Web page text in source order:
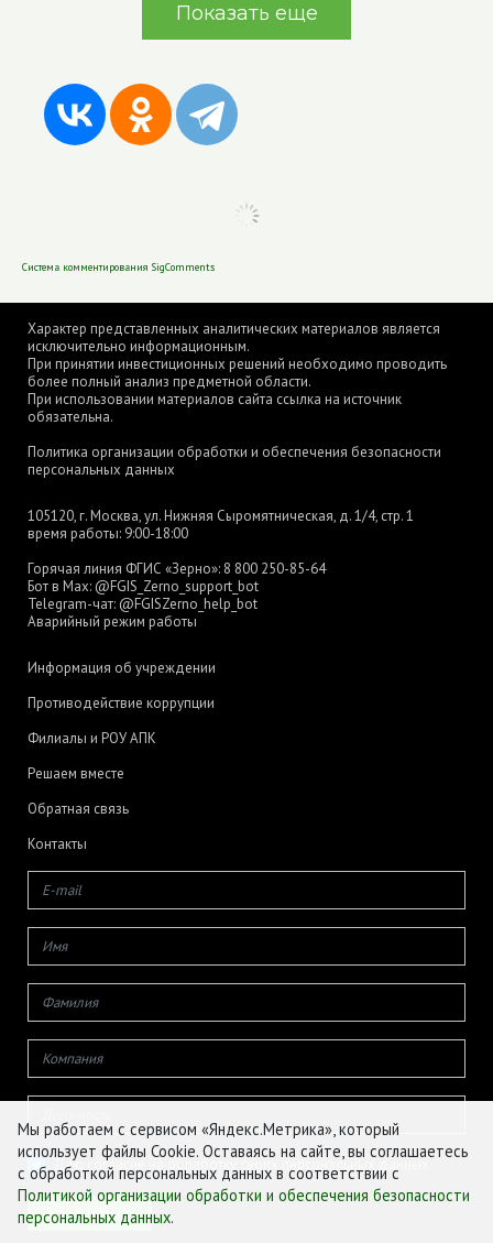
Показать еще
Система комментирования SigComments
Характер представленных аналитических материалов является
исключительно информационным.
При принятии инвестиционных решений необходимо проводить
более полный анализ предметной области.
При использовании материалов сайта ссылка на источник
обязательна.
Политика организации обработки и обеспечения безопасности
персональных данных
105120, г. Москва, ул. Нижняя Сыромятническая, д. 1/4, стр. 1
время работы: 9:00-18:00
Горячая линия ФГИС «Зерно»: 8 800 250-85-64
Бот в Max: @FGIS_Zerno_support_bot
Telegram-чат: @FGISZerno_help_bot
Аварийный режим работы
Информация об учреждении
Противодействие коррупции
Филиалы и РОУ АПК
Решаем вместе
Обратная связь
Контакты
Даю согласие на обработку своих персональных данных
Мы работаем с сервисом «Яндекс.Метрика», который
использует файлы Cookie. Оставаясь на сайте, вы соглашаетесь
с обработкой персональных данных в соответствии с
Политикой организации обработки и обеспечения безопасности
персональных данных.